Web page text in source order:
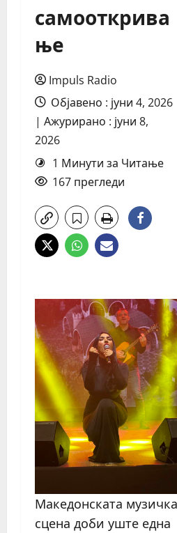
самооткрива
ње
Impuls Radio
Објавено : јуни 4, 2026
| Ажурирано : јуни 8,
2026
1 Минути за Читање
167 прегледи
Македонската музичка
сцена доби уште една